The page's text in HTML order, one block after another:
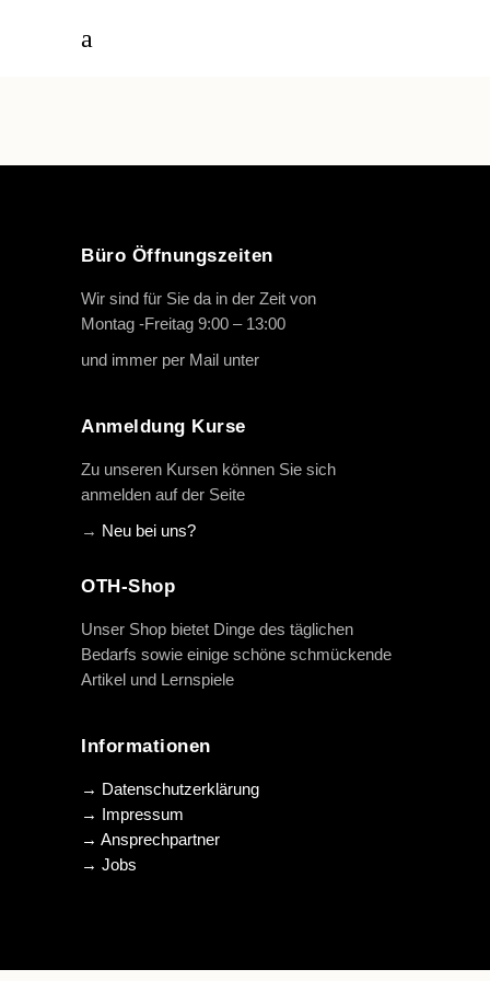
Büro Öffnungszeiten
Wir sind für Sie da in der Zeit von
Montag -Freitag 9:00 – 13:00
und immer per Mail unter
Anmeldung Kurse
Zu unseren Kursen können Sie sich
anmelden auf der Seite
→ Neu bei uns?
OTH-Shop
Unser Shop bietet Dinge des täglichen
Bedarfs sowie einige schöne schmückende
Artikel und Lernspiele
Informationen
→ Datenschutzerklärung
→ Impressum
→ Ansprechpartner
→ Jobs